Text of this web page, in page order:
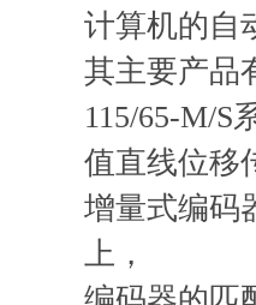
计算机的自
其主要产品
115/65-M/S
值直线位移
增量式编码
上，